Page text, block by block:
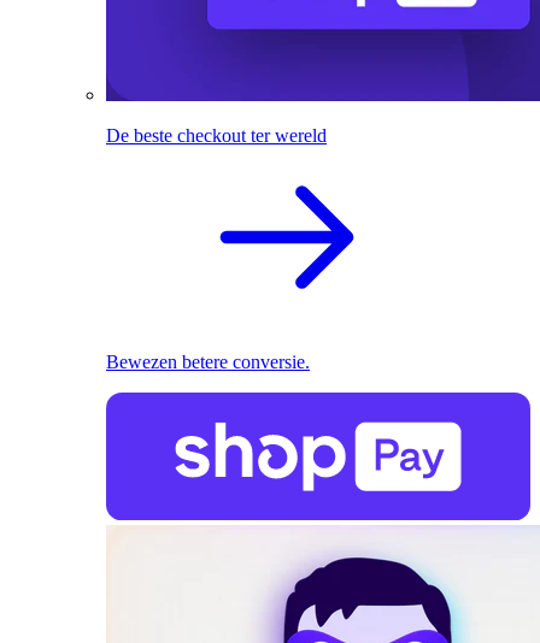
De beste checkout ter wereld
Bewezen betere conversie.